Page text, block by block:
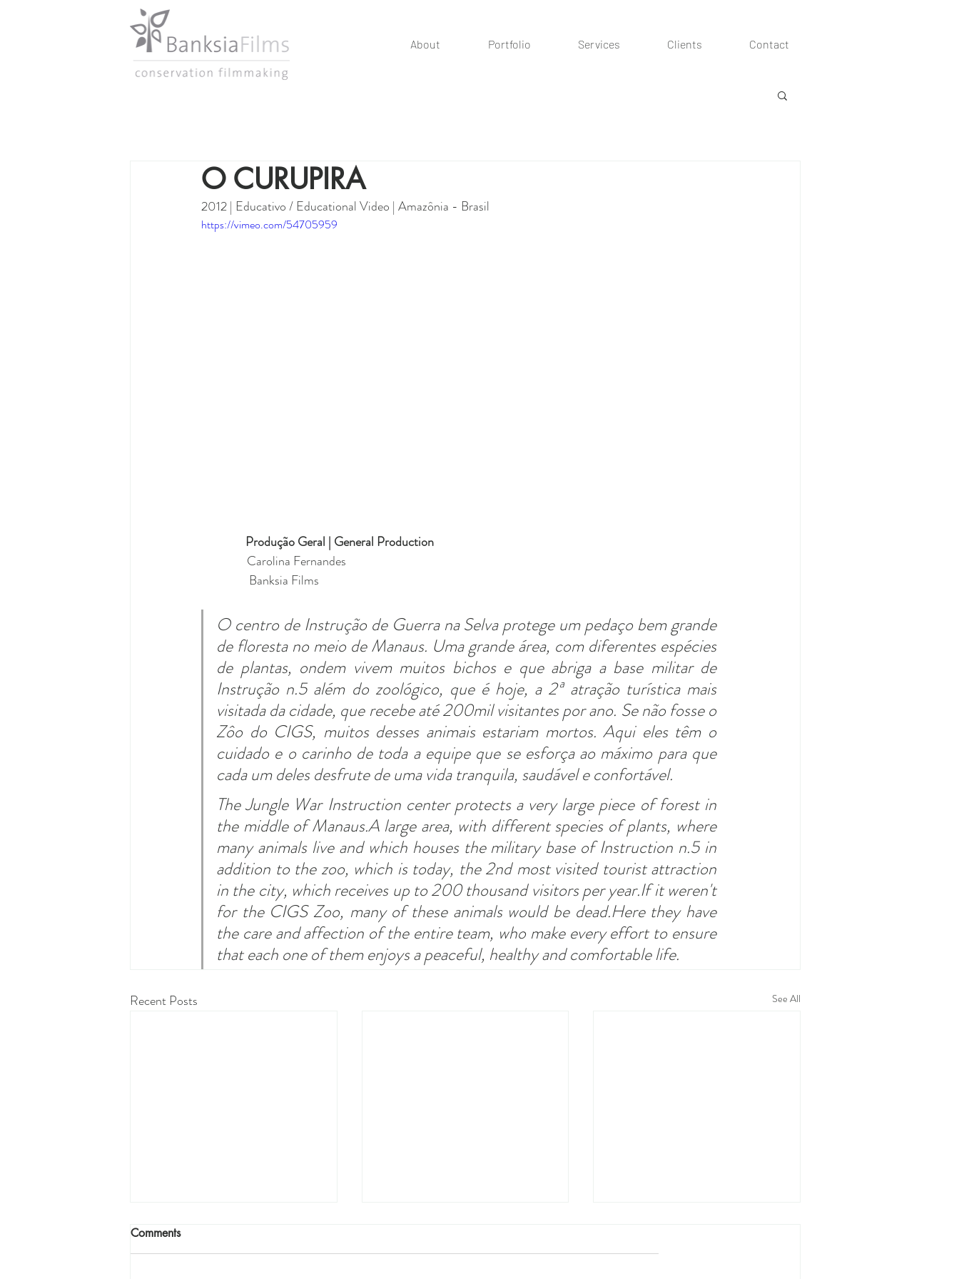
About Portfolio Services Clients Contact
O CURUPIRA
2012 | Educativo / Educational Video | Amazônia - Brasil
https://vimeo.com/54705959
Produção Geral | General Production
Carolina Fernandes
Banksia Films
O centro de Instrução de Guerra na Selva protege um pedaço bem grande
de floresta no meio de Manaus. Uma grande área, com diferentes espécies
de plantas, ondem vivem muitos bichos e que abriga a base militar de
Instrução n.5 além do zoológico, que é hoje, a 2ª atração turística mais
visitada da cidade, que recebe até 200mil visitantes por ano. Se não fosse o
Zôo do CIGS, muitos desses animais estariam mortos. Aqui eles têm o
cuidado e o carinho de toda a equipe que se esforça ao máximo para que
cada um deles desfrute de uma vida tranquila, saudável e confortável.
The Jungle War Instruction center protects a very large piece of forest in
the middle of Manaus.A large area, with different species of plants, where
many animals live and which houses the military base of Instruction n.5 in
addition to the zoo, which is today, the 2nd most visited tourist attraction
in the city, which receives up to 200 thousand visitors per year.If it weren't
for the CIGS Zoo, many of these animals would be dead.Here they have
the care and affection of the entire team, who make every effort to ensure
that each one of them enjoys a peaceful, healthy and comfortable life.
Recent Posts See All
Comments